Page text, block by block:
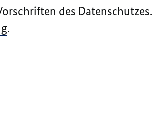
des Datenschutzes.
.